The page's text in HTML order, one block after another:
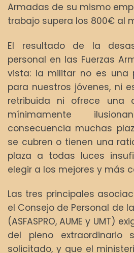
Armadas de su mismo
trabajo supera los 800€ al
El resultado de la
personal en las Fuerzas
vista: la militar no es una
para nuestros jóvenes, ni
retribuida ni ofrece una
mínimamente
consecuencia muchas
se cubren o tienen una
plaza a todas luces
elegir a los mejores y más
Las tres principales
el Consejo de Personal de
(ASFASPRO, AUME y UMT)
del pleno extraordinario
solicitado, y que el